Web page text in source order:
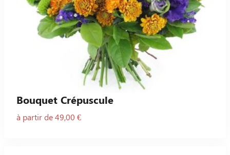
Bouquet Crépuscule
à partir de 49,00 €